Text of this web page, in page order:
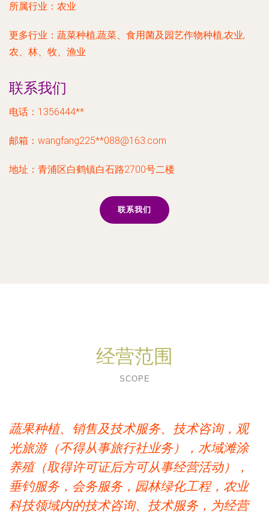
所属行业： 农业
更多行业： 蔬菜种植,蔬菜、食用菌及园艺作物种植,农业,
农、林、牧、渔业
联系我们
电话：1356444**
邮箱：wangfang225**088@163.com
地址：青浦区白鹤镇白石路2700号二楼
联系我们
经营范围
SCOPE
蔬果种植、销售及技术服务、技术咨询，观
光旅游（不得从事旅行社业务），水域滩涂
养殖（取得许可证后方可从事经营活动），
垂钓服务，会务服务，园林绿化工程，农业
科技领域内的技术咨询、技术服务，为经营